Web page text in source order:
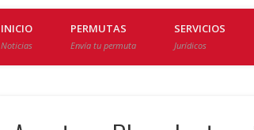
INICIO
Noticias
PERMUTAS
Envía tu permuta
SERVICIOS
Jurídicos